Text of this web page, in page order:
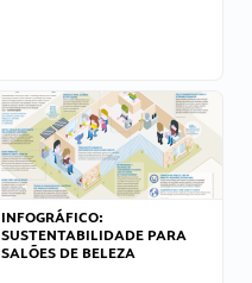
INFOGRÁFICO:
SUSTENTABILIDADE PARA
SALÕES DE BELEZA